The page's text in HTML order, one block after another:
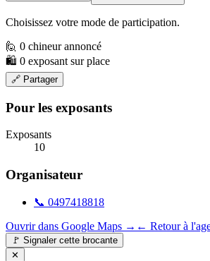
Choisissez votre mode de participation.
🙋 0 chineur annoncé
🛍️ 0 exposant sur place
🔗 Partager
Pour les exposants
Exposants
10
Organisateur
📞 0497418818
Ouvrir dans Google Maps → ← Retour à
🚩 Signaler cette brocante
✕